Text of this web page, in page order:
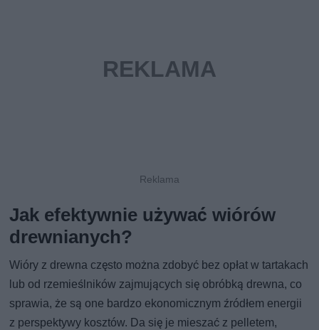
Jak efektywnie używać wiórów
drewnianych?
Wióry z drewna często można zdobyć bez opłat w tartakach
lub od rzemieślników zajmujących się obróbką drewna, co
sprawia, że są one bardzo ekonomicznym źródłem energii
z perspektywy kosztów. Da się je mieszać z pelletem,